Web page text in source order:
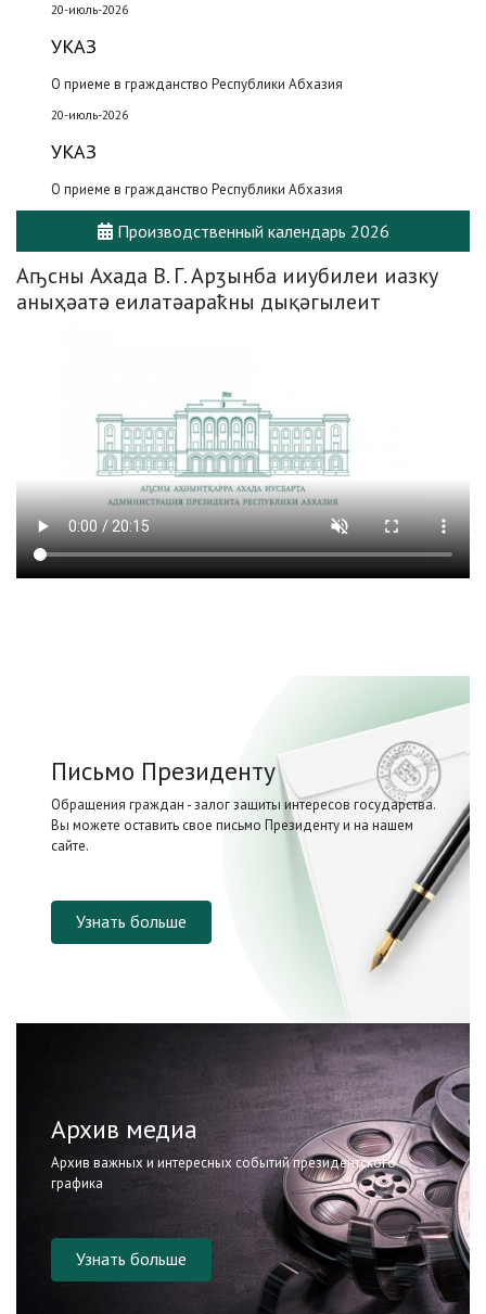
20-июль-2026
УКАЗ
О приеме в гражданство Республики Абхазия
20-июль-2026
УКАЗ
О приеме в гражданство Республики Абхазия
Производственный календарь 2026
Аҧсны Ахада В. Г. Арӡынба ииубилеи иазку
аныҳәатә еилатәараҟны дықәгылеит
Письмо Президенту
Обращения граждан - залог защиты интересов государства.
Вы можете оставить свое письмо Президенту и на нашем
сайте.
Узнать больше
Архив медиа
Архив важных и интересных событий президентского
графика
Узнать больше